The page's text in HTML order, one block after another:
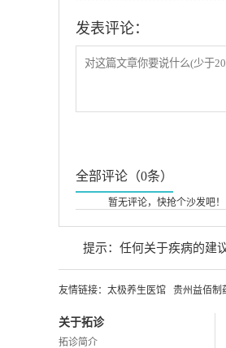
发表评论：
全部评论（0条）
暂无评论，快抢个沙发吧！
提示：任何关于疾病的建
友情链接： 太极养生医馆 贵州益佰制
关于拓诊
拓诊简介